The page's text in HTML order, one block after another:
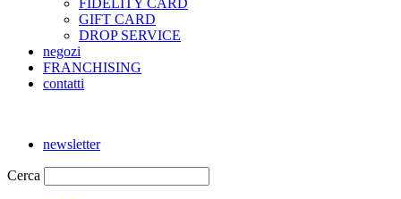
FIDELITY CARD
GIFT CARD
DROP SERVICE
negozi
FRANCHISING
contatti
newsletter
Cerca